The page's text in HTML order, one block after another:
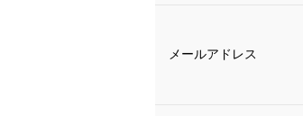
メールアドレス